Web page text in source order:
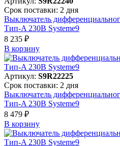
Срок поставки: 2 дня
Выключатель
Тип-A 230В Systeme9
8 235 ₽
В корзинy
Артикул: S9R22225
Срок поставки: 2 дня
Выключатель
Тип-A 230В Systeme9
8 479 ₽
В корзинy